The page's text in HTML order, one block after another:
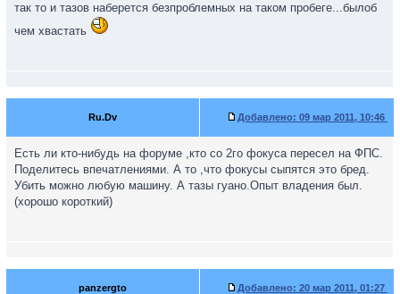
так то и тазов наберется безпроблемных на таком пробеге...былоб
чем хвастать
Ru.Dv Добавлено: 09 мар 2011, 10:46
Есть ли кто-нибудь на форуме ,кто со 2го фокуса пересел на ФПС.
Поделитесь впечатлениями. А то ,что фокусы сыпятся это бред.
Убить можно любую машину. А тазы гуано.Опыт владения был.
(хорошо короткий)
panzergto Добавлено: 20 мар 2011, 01:27